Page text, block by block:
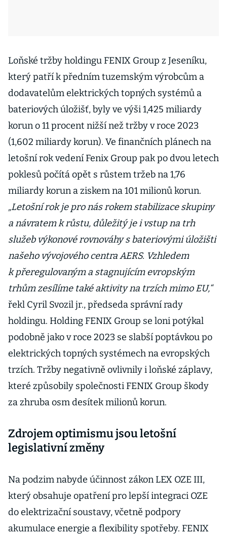
Loňské tržby holdingu FENIX Group z Jeseníku,
který patří k předním tuzemským výrobcům a
dodavatelům elektrických topných systémů a
bateriových úložišť, byly ve výši 1,425 miliardy
korun o 11 procent nižší než tržby v roce 2023
(1,602 miliardy korun). Ve finančních plánech na
letošní rok vedení Fenix Group pak po dvou letech
poklesů počítá opět s růstem tržeb na 1,76
miliardy korun a ziskem na 101 milionů korun.
„Letošní rok je pro nás rokem stabilizace skupiny
a návratem k růstu, důležitý je i vstup na trh
služeb výkonové rovnováhy s bateriovými úložišti
našeho vývojového centra AERS. Vzhledem
k přeregulovaným a stagnujícím evropským
trhům zesílíme také aktivity na trzích mimo EU,“
řekl Cyril Svozil jr., předseda správní rady
holdingu. Holding FENIX Group se loni potýkal
podobně jako v roce 2023 se slabší poptávkou po
elektrických topných systémech na evropských
trzích. Tržby negativně ovlivnily i loňské záplavy,
které způsobily společnosti FENIX Group škody
za zhruba osm desítek milionů korun.
Zdrojem optimismu jsou letošní
legislativní změny
Na podzim nabyde účinnost zákon LEX OZE III,
který obsahuje opatření pro lepší integraci OZE
do elektrizační soustavy, včetně podpory
akumulace energie a flexibility spotřeby. FENIX